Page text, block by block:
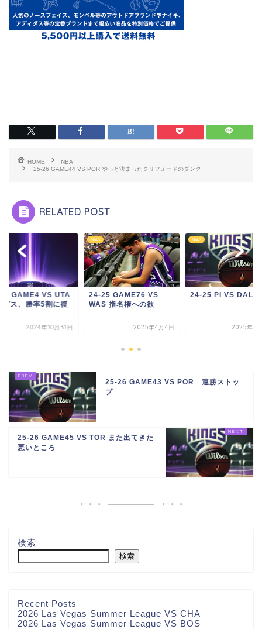
HOME
NBA
25-26 GAME44 VS POR やっと決まったクリフォードのダンク
RELATED POST
GAME4 VS UTA
グス、勝率5割に復
2024年10月31日
NBA
24-25 GAME76 VS
WAS 指名権への欲
2025年4月4日
NBA
24-25 PI VS DAL
2025年4
25-26 GAME43 VS POR 連勝ストッ
プ
25-26 GAME45 VS TOR また出てきた
悪いところ
検索
検索
Recent Posts
2026 Las Vegas Summer League VS CHA
2026 Las Vegas Summer League VS BOS